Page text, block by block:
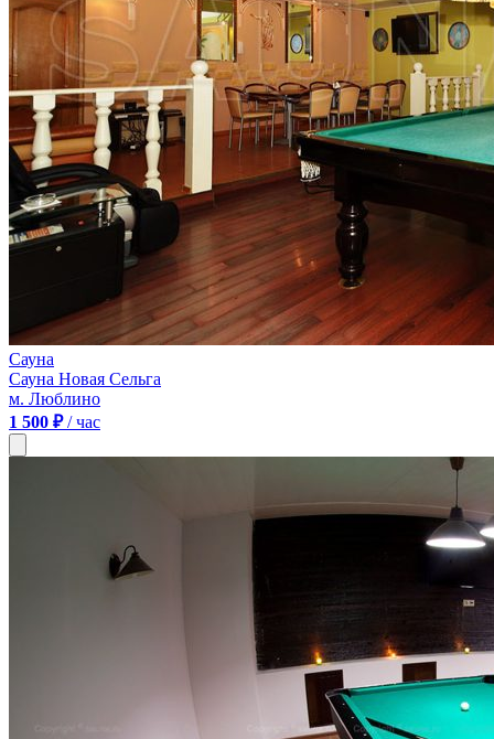
Сауна
Сауна Новая Сельга
м. Люблино
1 500 ₽/ час